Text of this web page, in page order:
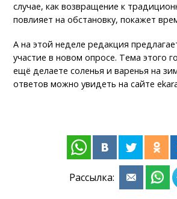
случае, как возвращение к
повлияет на обстановку, покажет
А на этой неделе редакция
участие в новом опросе. Тема этого
ещё делаете соленья и варенья на
ответов можно увидеть на сайте
Рассылка: